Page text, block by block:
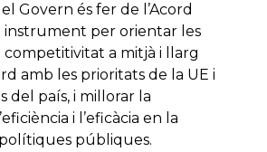
Govern és fer de l’Acord
instrument per orientar les
a mitjà i llarg
amb les prioritats de la UE i
del país, i millorar la
i l’eficàcia en la
públiques.